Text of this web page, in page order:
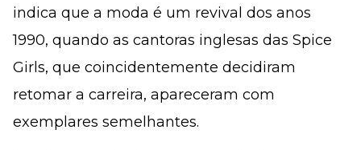
indica que a moda é um revival dos anos
1990, quando as cantoras inglesas das Spice
Girls, que coincidentemente decidiram
retomar a carreira, apareceram com
exemplares semelhantes.